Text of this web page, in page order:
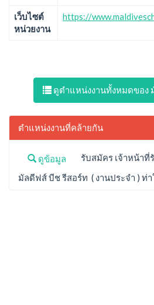
เว็บไซต์
หน่วยงาน
https://
ดูตำแหน่งงานทั้งหมดของ
ตำแหน่งงานที่คล้ายกัน
ดูข้อมูล
รับสมัคร เจ้าหน้า
มัลดีฟส์ บีช รีสอร์ท ( งานประจำ ) ท่